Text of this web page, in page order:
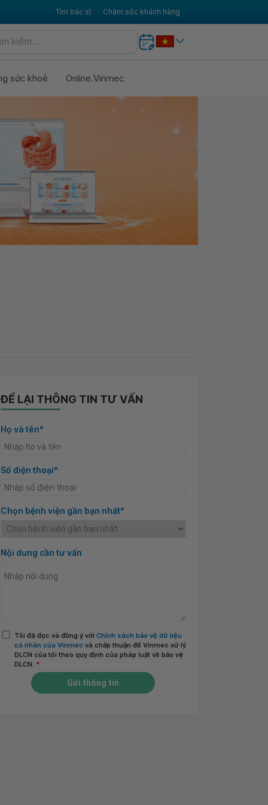
Tìm bác sĩ Chăm sóc khách hàng
sức khoẻ Online.Vinmec
ĐỂ LẠI THÔNG TIN TƯ VẤN
Họ và tên*
Số điện thoại*
Chọn bệnh viện gần bạn nhất*
Nội dung cần tư vấn
Tôi đã đọc và đồng ý với Chính sách bảo vệ dữ liệu
cá nhân của Vinmec và chấp thuận để Vinmec xử lý
DLCN của tôi theo quy định của pháp luật về bảo vệ
DLCN. *
Gửi thông tin